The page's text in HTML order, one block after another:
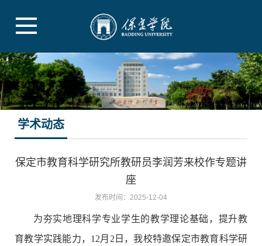
学术动态
保定市教育科学研究所教研员李润芳来校作专题讲
座
发布时间：2025-12-04
为夯实地理科学专业学生的教学理论基础，提升教
育教学实践能力，12月2日，我校特邀保定市教育科学研